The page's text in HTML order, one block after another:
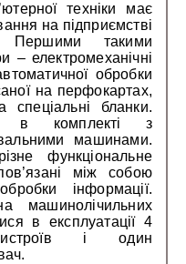
техніки має
на підприємстві
Першими такими
– електромеханічні
обробки
на перфокартах,
спеціальні бланки.
в комплекті з
машинами.
функціональне
між собою
інформації.
в експлуатації 4
і один